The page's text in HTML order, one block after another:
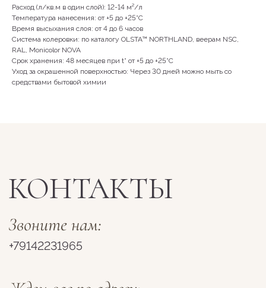
Расход (л/кв.м в один слой): 12-14 м²/л
Температура нанесения: от +5 до +25°С
Время высыхания слоя: от 4 до 6 часов
Система колеровки: по каталогу OLSTA™ NORTHLAND, веерам NSC,
RAL, Monicolor NOVA
Срок хранения: 48 месяцев при t° от +5 до +25°С
Уход за окрашенной поверхностью: Через 30 дней можно мыть со
средствами бытовой химии
Пн-Сб 10:00 - 19:00
Вс 11:00-18:00